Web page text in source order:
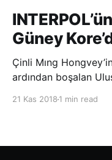
Güney
Çinli Mıng
ardından boşalan
21 Kas 2018 1 min read